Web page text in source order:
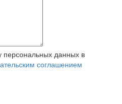
персональных данных в
соглашением